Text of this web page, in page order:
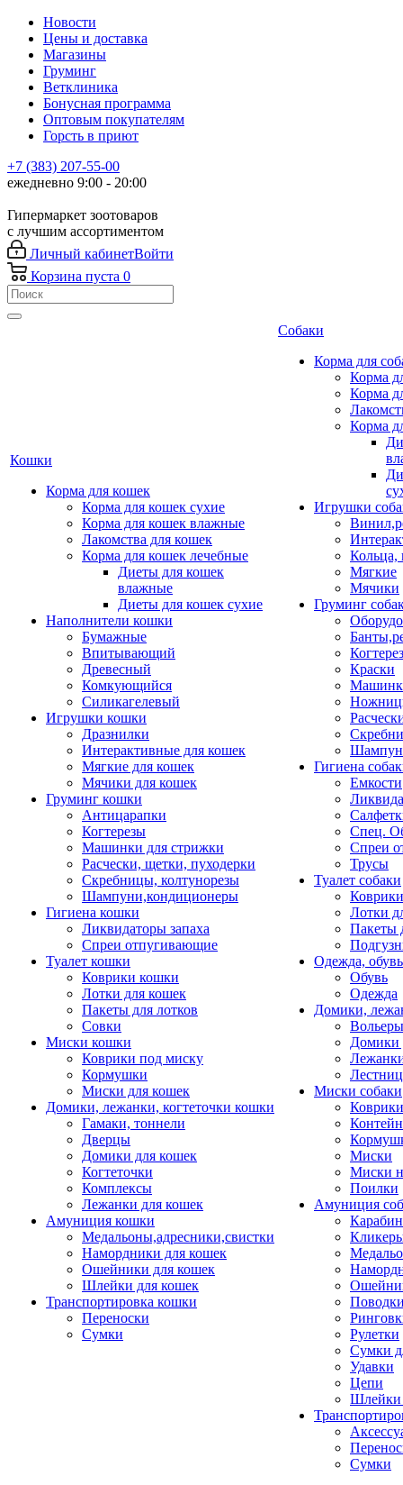
Новости
Цены и доставка
Магазины
Груминг
Ветклиника
Бонусная программа
Оптовым покупателям
Горсть в приют
+7 (383) 207-55-00
ежедневно 9:00 - 20:00
Гипермаркет зоотоваров
с лучшим ассортиментом
Личный кабинетВойти
Корзина пуста 0
Кошки
Корма для кошек
Корма для кошек сухие
Корма для кошек влажные
Лакомства для кошек
Корма для кошек лечебные
Диеты для кошек
влажные
Диеты для кошек сухие
Наполнители кошки
Бумажные
Впитывающий
Древесный
Комкующийся
Силикагелевый
Игрушки кошки
Дразнилки
Интерактивные для кошек
Мягкие для кошек
Мячики для кошек
Груминг кошки
Антицарапки
Когтерезы
Машинки для стрижки
Расчески, щетки, пуходерки
Скребницы, колтунорезы
Шампуни,кондиционеры
Гигиена кошки
Ликвидаторы запаха
Спреи отпугивающие
Туалет кошки
Коврики кошки
Лотки для кошек
Пакеты для лотков
Совки
Миски кошки
Коврики под миску
Кормушки
Миски для кошек
Домики, лежанки, когтеточки кошки
Гамаки, тоннели
Дверцы
Домики для кошек
Когтеточки
Комплексы
Лежанки для кошек
Амуниция кошки
Медальоны,адресники,свистки
Намордники для кошек
Ошейники для кошек
Шлейки для кошек
Транспортировка кошки
Переноски
Сумки
Собаки
Корма для
Корма
Корма
Корма
Игрушки
Кольца,
Мягкие
Мячики
Груминг
Краски
Гигиена
Емкости
Спец.
Спреи
Трусы
Туалет собаки
Коврики
Лотки
Пакеты
Одежда, обувь
Обувь
Одежда
Домики,
Домики
Миски собаки
Миски
Миски
Поилки
Амуниция
Рулетки
Сумки
Удавки
Цепи
Шлейки
Сумки